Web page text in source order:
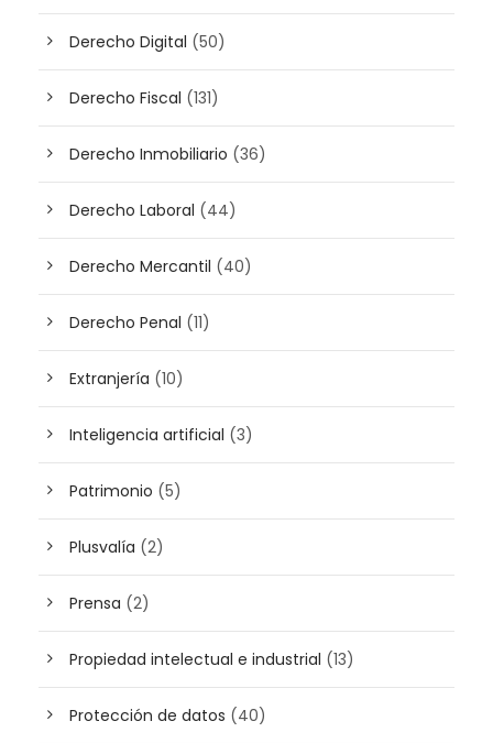
Derecho Digital (50)
Derecho Fiscal (131)
Derecho Inmobiliario (36)
Derecho Laboral (44)
Derecho Mercantil (40)
Derecho Penal (11)
Extranjería (10)
Inteligencia artificial (3)
Patrimonio (5)
Plusvalía (2)
Prensa (2)
Propiedad intelectual e industrial (13)
Protección de datos (40)